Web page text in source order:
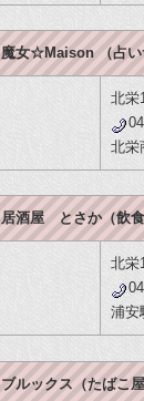
魔女☆Maison （占い
北栄
北栄
居酒屋 とさか（飲
北栄
浦安
ブルックス（たばこ